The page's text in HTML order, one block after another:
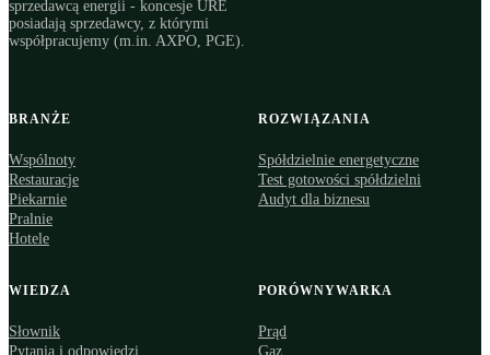
sprzedawcą energii - koncesje URE
posiadają sprzedawcy, z którymi
współpracujemy (m.in. AXPO, PGE).
BRANŻE
Wspólnoty
Restauracje
Piekarnie
Pralnie
Hotele
ROZWIĄZANIA
Spółdzielnie energetyczne
Test gotowości spółdzielni
Audyt dla biznesu
WIEDZA
Słownik
Pytania i odpowiedzi
PORÓWNYWARKA
Prąd
Gaz